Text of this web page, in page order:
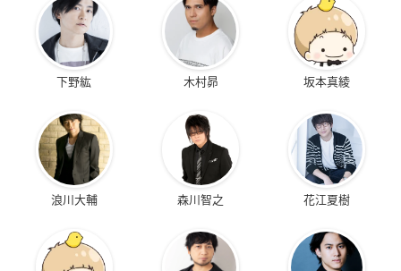
下野紘 木村昴 坂本真綾
浪川大輔 森川智之 花江夏樹